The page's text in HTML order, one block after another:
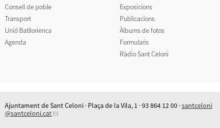
Consell de poble
Transport
Unió Batllorienca
Agenda
Exposicions
Publicacions
Àlbums de fotos
Formularis
Ràdio Sant Celoni
Ajuntament de Sant Celoni · Plaça de la Vila, 1 · 93 864 12 00 ·santceloni
@santceloni.cat